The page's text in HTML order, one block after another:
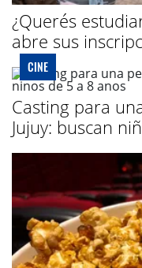
¿Querés
abre sus
CINE
Casting para
Jujuy: buscan